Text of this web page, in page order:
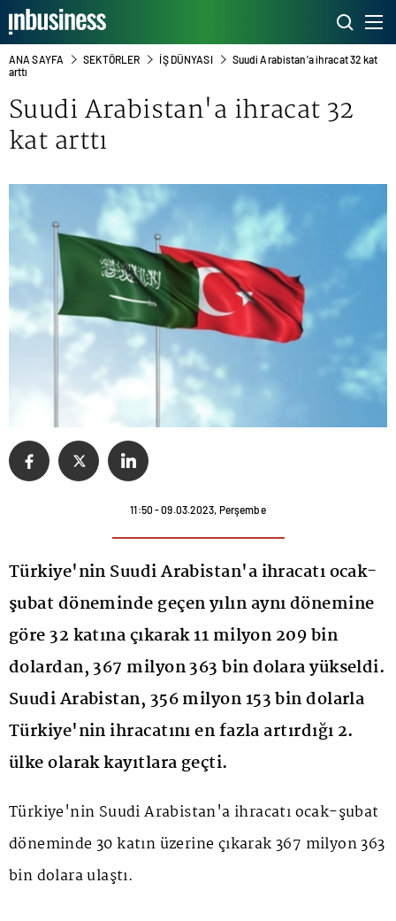
ANA SAYFA SEKTÖRLER İŞ DÜNYASI
Suudi Arabistan'a ihracat 32 kat
arttı
Suudi Arabistan'a ihracat 32
kat arttı
11:50 - 09.03.2023, Perşembe
Türkiye'nin Suudi Arabistan'a ihracatı ocak-
şubat döneminde geçen yılın aynı dönemine
göre 32 katına çıkarak 11 milyon 209 bin
dolardan, 367 milyon 363 bin dolara yükseldi.
Suudi Arabistan, 356 milyon 153 bin dolarla
Türkiye'nin ihracatını en fazla artırdığı 2.
ülke olarak kayıtlara geçti.
Türkiye'nin Suudi Arabistan'a ihracatı ocak-şubat
döneminde 30 katın üzerine çıkarak 367 milyon 363
bin dolara ulaştı.